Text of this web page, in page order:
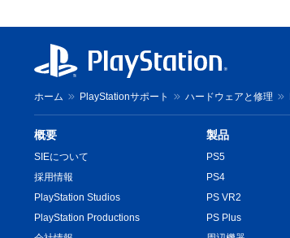
ホーム PlayStationサポート ハードウェアと修理
概要
SIEについて
採用情報
PlayStation Studios
PlayStation Productions
製品
PS5
PS4
PS VR2
PS Plus